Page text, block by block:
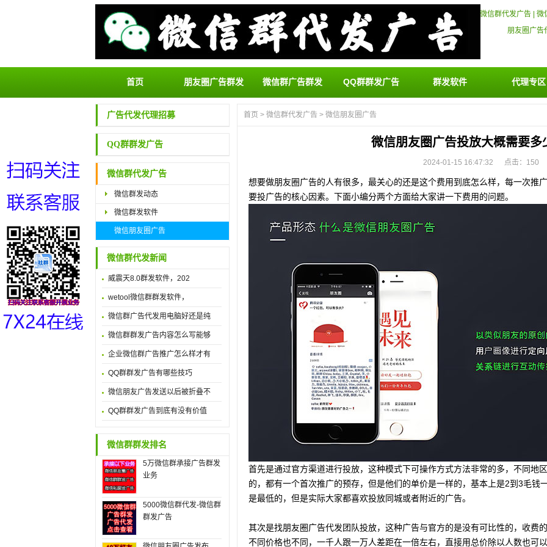
微信群代发广告
微
朋友圈广告
首页 朋友圈广告群发 微信群广告群发 QQ群群发广告 群发软件 代理专区
广告代发代理招募
QQ群群发广告
微信群代发广告
微信群发动态
微信群发软件
微信朋友圈广告
微信群代发新闻
威震天8.0群发软件，202
wetool微信群群发软件，
微信群广告代发用电脑好还是纯
微信群群发广告内容怎么写能够
企业微信群广告推广怎么样才有
QQ群群发广告有哪些技巧
微信朋友广告发送以后被折叠不
QQ群群发广告到底有没有价值
微信群群发排名
5万微信群承接广告群发
业务
5000微信群代发-微信群
群发广告
首页 > 微信群代发广告 > 微信朋友圈广告
微信朋友圈广告投放大概需要多
2024-01-15 16:47:32 点击： 150
想要做朋友圈广告的人有很多，最关心的还是这个费用到底怎么样，每一次推
要投广告的核心因素。下面小编分两个方面给大家讲一下费用的问题。
首先是通过官方渠道进行投放，这种模式下可操作方式方法非常的多，不同地
的，都有一个首次推广的预存，但是他们的单价是一样的，基本上是2到3毛钱
是最低的，但是实际大家都喜欢投放同城或者附近的广告。
其次是找朋友圈广告代发团队投放，这种广告与官方的是没有可比性的，收费
不同价格也不同，一千人跟一万人差距在一倍左右，直接用总价除以人数也可